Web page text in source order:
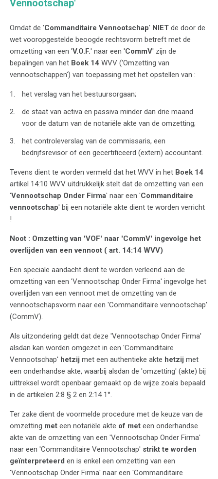
Vennootschap'
Omdat de 'Commanditaire Vennootschap' NIET de door de
wet vooropgestelde beoogde rechtsvorm betreft met de
omzetting van een 'V.O.F.' naar een 'CommV' zijn de
bepalingen van het Boek 14 WVV ('Omzetting van
vennootschappen') van toepassing met het opstellen van :
het verslag van het bestuursorgaan;
de staat van activa en passiva minder dan drie maand
voor de datum van de notariële akte van de omzetting;
het controleverslag van de commissaris, een
bedrijfsrevisor of een gecertificeerd (extern) accountant.
Tevens dient te worden vermeld dat het WVV in het Boek 14
artikel 14:10 WVV uitdrukkelijk stelt dat de omzetting van een
'Vennootschap Onder Firma' naar een 'Commanditaire
vennootschap' bij een notariële akte dient te worden verricht
!
Noot : Omzetting van 'VOF' naar 'CommV' ingevolge het
overlijden van een vennoot ( art. 14:14 WVV)
Een speciale aandacht dient te worden verleend aan de
omzetting van een 'Vennootschap Onder Firma' ingevolge het
overlijden van een vennoot met de omzetting van de
vennootschapsvorm naar een 'Commanditaire vennootschap'
(CommV).
Als uitzondering geldt dat deze 'Vennootschap Onder Firma'
alsdan kan worden omgezet in een 'Commanditaire
Vennootschap' hetzij met een authentieke akte hetzij met
een onderhandse akte, waarbij alsdan de 'omzetting' (akte) bij
uittreksel wordt openbaar gemaakt op de wijze zoals bepaald
in de artikelen 2:8 § 2 en 2:14 1°.
Ter zake dient de voormelde procedure met de keuze van de
omzetting met een notariële akte of met een onderhandse
akte van de omzetting van een 'Vennootschap Onder Firma'
naar een 'Commanditaire Vennootschap' strikt te worden
geïnterpreteerd en is enkel een omzetting van een
'Vennootschap Onder Firma' naar een 'Commanditaire